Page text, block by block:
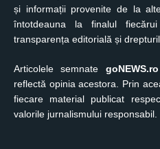
și informații provenite de la
întotdeauna la finalul
transparența editorială și
Articolele semnate goNEWS.ro
reflectă opinia acestora. Prin
fiecare material publicat
valorile jurnalismului responsabil.